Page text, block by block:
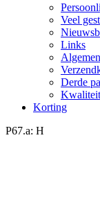
Veel
Links
Derde
Korting
P67.a: H